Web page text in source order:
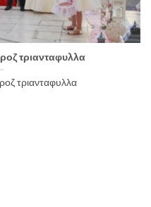
τριανταφυλλα
τριανταφυλλα